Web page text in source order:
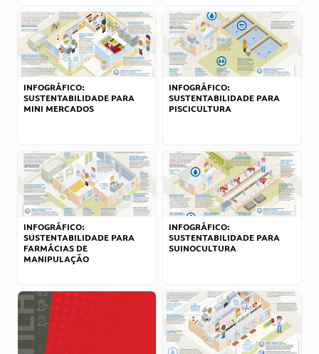
INFOGRÁFICO:
SUSTENTABILIDADE PARA
MINI MERCADOS
INFOGRÁFICO:
SUSTENTABILIDADE PARA
PISCICULTURA
INFOGRÁFICO:
SUSTENTABILIDADE PARA
FARMÁCIAS DE
MANIPULAÇÃO
INFOGRÁFICO:
SUSTENTABILIDADE PARA
SUINOCULTURA